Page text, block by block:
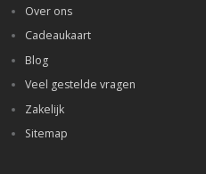
Over ons
Cadeaukaart
Blog
Veel gestelde vragen
Zakelijk
Sitemap